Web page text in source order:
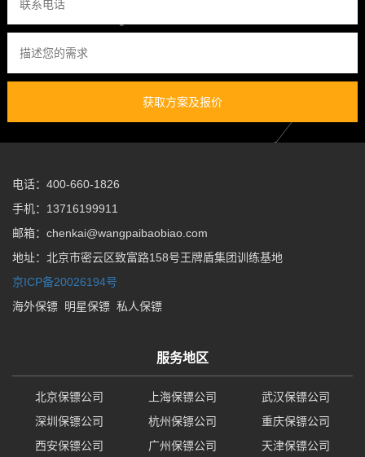
获取方案及报价
电话：400-660-1826
手机：13716199911
邮箱：chenkai@wangpaibaobiao.com
地址：北京市密云区致富路158号王牌盾集团训练基地
京ICP备20026194号
海外保镖
明星保镖 私人保镖
服务地区
北京保镖公司 上海保镖公司
武汉保镖公司
深圳保镖公司
杭州保镖公司
重庆保镖公司
西安保镖公司
广州保镖公司 天津保镖公司